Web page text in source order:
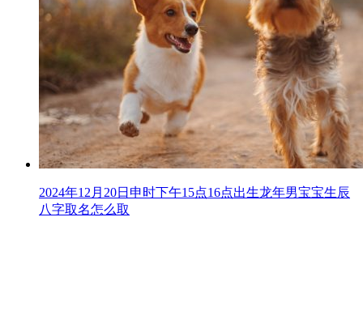
2024年12月20日申时下午15点16点出生龙年男宝宝生辰
八字取名怎么取